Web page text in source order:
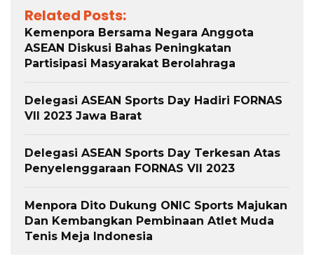
Related Posts:
Kemenpora Bersama Negara Anggota
ASEAN Diskusi Bahas Peningkatan
Partisipasi Masyarakat Berolahraga
Delegasi ASEAN Sports Day Hadiri FORNAS
VII 2023 Jawa Barat
Delegasi ASEAN Sports Day Terkesan Atas
Penyelenggaraan FORNAS VII 2023
Menpora Dito Dukung ONIC Sports Majukan
Dan Kembangkan Pembinaan Atlet Muda
Tenis Meja Indonesia